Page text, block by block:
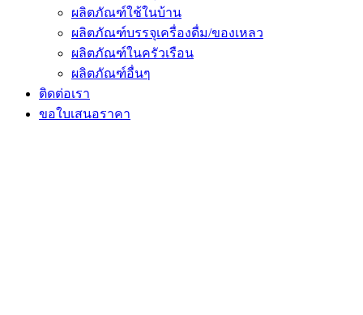
ผลิตภัณฑ์ใช้ในบ้าน
ผลิตภัณฑ์บรรจุเครื่องดื่ม/ของเหลว
ผลิตภัณฑ์ในครัวเรือน
ผลิตภัณฑ์อื่นๆ
ติดต่อเรา
ขอใบเสนอราคา